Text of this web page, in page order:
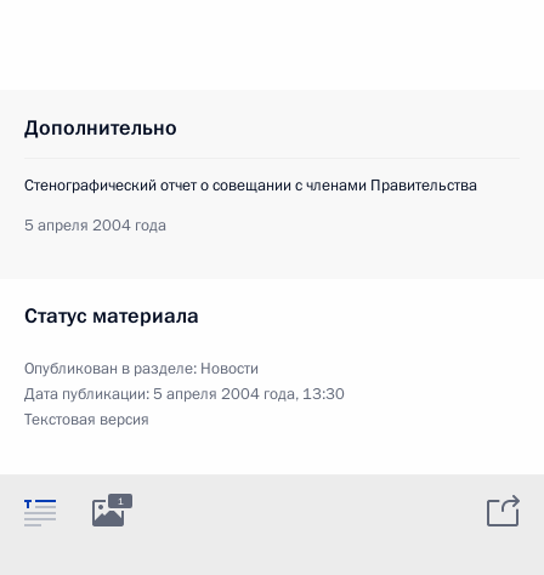
Дополнительно
Стенографический отчет о совещании с членами Правительства
5 апреля 2004 года
Статус материала
Опубликован в разделе: Новости
Дата публикации:5 апреля 2004 года, 13:30
Текстовая версия
1